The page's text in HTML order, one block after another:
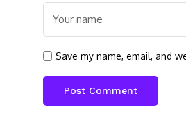
Save my name, email, and